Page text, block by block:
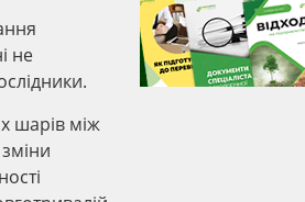
не
шарів між